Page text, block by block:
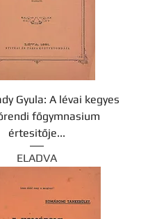
Gyula: A lévai kegyes
főgymnasium
értesitője...
ELADVA